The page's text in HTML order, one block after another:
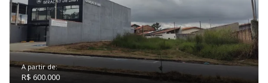
A partir de:
R$ 600.000